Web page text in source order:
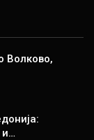
Волково,
и…